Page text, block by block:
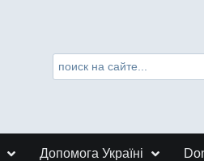
Допомога Україні